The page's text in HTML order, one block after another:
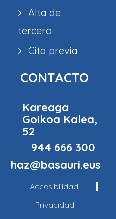
Alta de
tercero
Cita previa
CONTACTO
Kareaga
Goikoa Kalea,
52
944 666 300
haz@basauri.eus
Accesibilidad
Privacidad